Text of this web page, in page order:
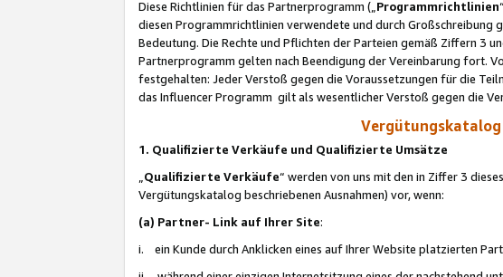
Diese Richtlinien für das Partnerprogramm („Programmrichtlinien
diesen Programmrichtlinien verwendete und durch Großschreibung
Bedeutung. Die Rechte und Pflichten der Parteien gemäß Ziffern 3
Partnerprogramm gelten nach Beendigung der Vereinbarung fort.
festgehalten: Jeder Verstoß gegen die Voraussetzungen für die
das Influencer Programm gilt als wesentlicher Verstoß gegen die
1. Qualifizierte Verkäufe und Qualifizierte Umsätze
Qualifizierte Verkäufe“ werden von uns mit den in Ziffer 3
Vergütungskatalog beschriebenen Ausnahmen) vor, wenn:
(a) Partner- Link auf Ihrer Site:
i. ein Kunde durch Anklicken eines auf Ihrer Website platzierten